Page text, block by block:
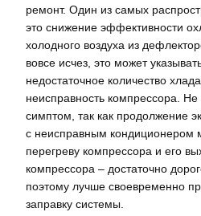
ремонт. Один из самых
это снижение эффективности
холодного воздуха из
вовсе исчез, это может
недостаточное количество
неисправность компрессора. Не
симптом, так как продолжение
с неисправным кондиционером
перегреву компрессора и его
компрессора – достаточно
поэтому лучше своевременно
заправку системы.